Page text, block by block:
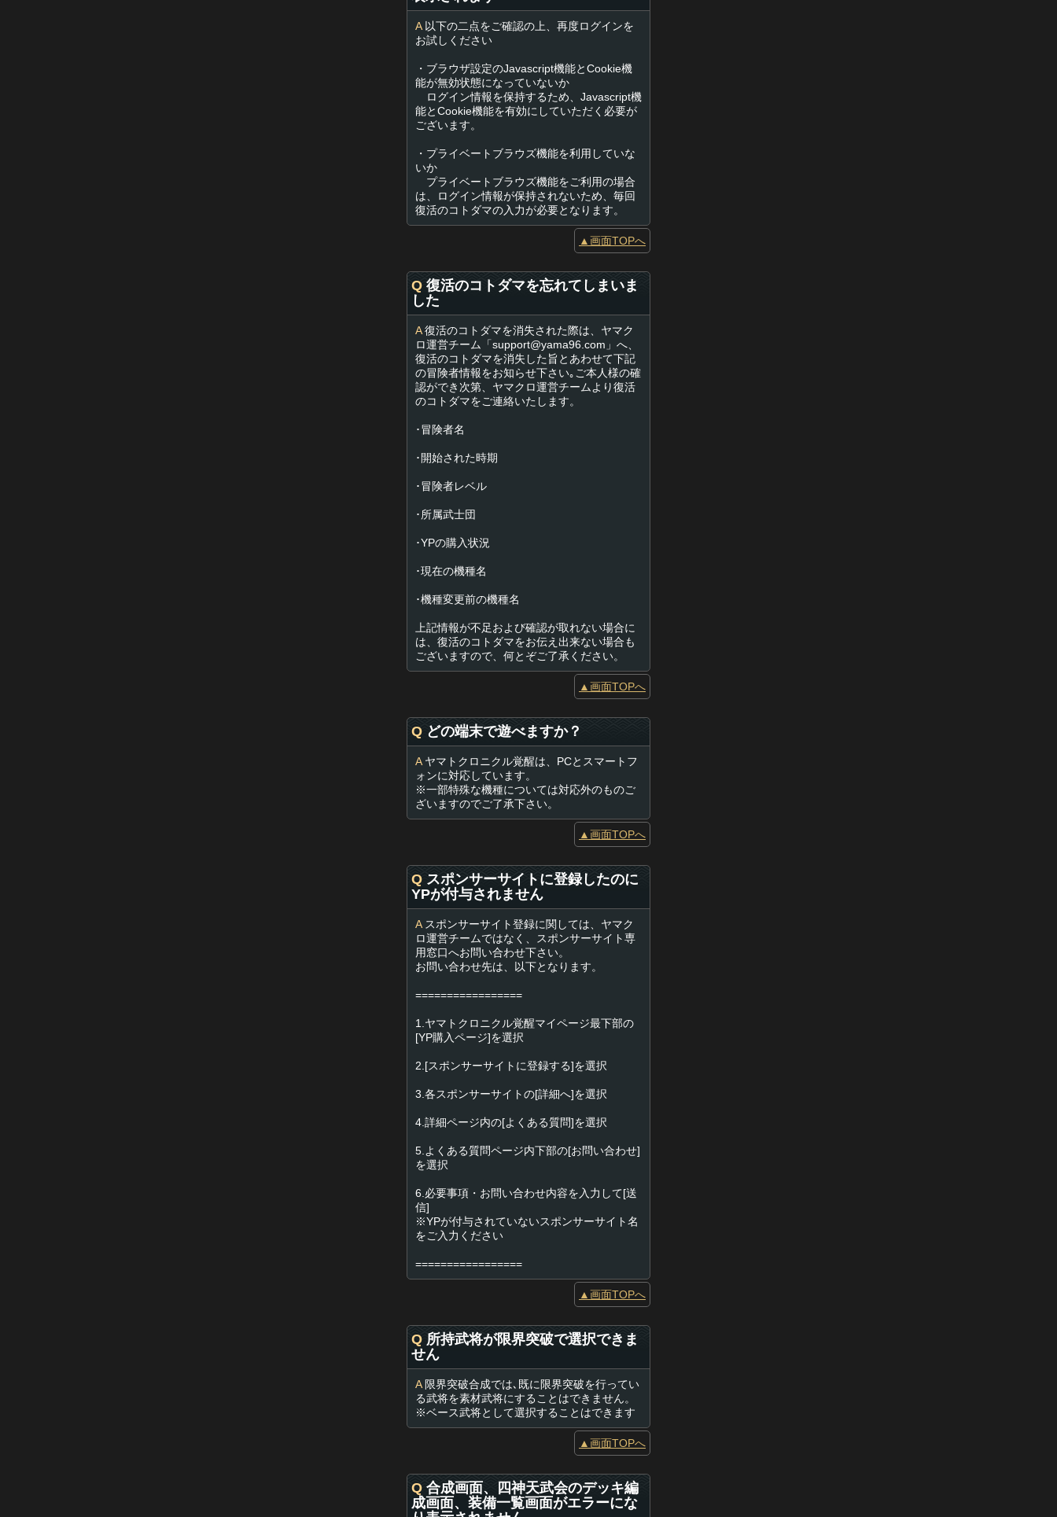
A以下の二点をご確認の上、再度ログインを
お試しください
・ブラウザ設定のJavascript機能とCookie機
能が無効状態になっていないか
ログイン情報を保持するため、Javascript機
能とCookie機能を有効にしていただく必要が
ございます。
・プライベートブラウズ機能を利用していな
いか
プライベートブラウズ機能をご利用の場合
は、ログイン情報が保持されないため、毎回
復活のコトダマの入力が必要となります。
▲画面TOPへ
Q 復活のコトダマを忘れてしまいま
した
A復活のコトダマを消失された際は、ヤマク
ロ運営チーム「support@yama96.com 」へ、
復活のコトダマを消失した旨とあわせて下記
の冒険者情報をお知らせ下さい｡ご本人様の確
認ができ次第、ヤマクロ運営チームより復活
のコトダマをご連絡いたします。
･冒険者名
･開始された時期
･冒険者レベル
･所属武士団
･YPの購入状況
･現在の機種名
･機種変更前の機種名
上記情報が不足および確認が取れない場合に
は、復活のコトダマをお伝え出来ない場合も
ございますので、何とぞご了承ください。
▲画面TOPへ
Q どの端末で遊べますか？
Aヤマトクロニクル覚醒は、PCとスマートフ
ォンに対応しています。
※一部特殊な機種については対応外のものご
ざいますのでご了承下さい。
▲画面TOPへ
Q スポンサーサイトに登録したのに
YPが付与されません
Aスポンサーサイト登録に関しては、ヤマク
ロ運営チームではなく、スポンサーサイト専
用窓口へお問い合わせ下さい。
お問い合わせ先は、以下となります。
=================
1.ヤマトクロニクル覚醒マイページ最下部の
[YP購入ページ]を選択
2.[スポンサーサイトに登録する]を選択
3.各スポンサーサイトの[詳細へ]を選択
4.詳細ページ内の[よくある質問]を選択
5.よくある質問ページ内下部の[お問い合わせ]
を選択
6.必要事項・お問い合わせ内容を入力して[送
信]
※YPが付与されていないスポンサーサイト名
をご入力ください
=================
▲画面TOPへ
Q 所持武将が限界突破で選択できま
せん
A限界突破合成では､既に限界突破を行ってい
る武将を素材武将にすることはできません。
※ベース武将として選択することはできます
▲画面TOPへ
Q 合成画面、四神天武会のデッキ編
成画面、装備一覧画面がエラーにな